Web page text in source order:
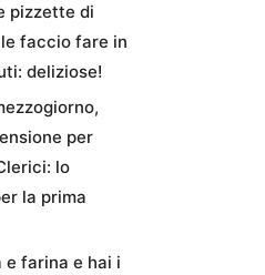
pizzette di
faccio fare in
deliziose!
per
lo
la prima
e farina e hai i